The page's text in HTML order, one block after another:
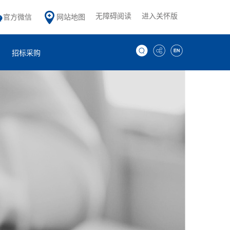
官方微信 网站地图 无障碍阅读 进入关怀版
招标采购